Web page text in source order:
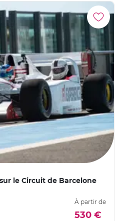
le Circuit de Barcelone
À partir de
530 €